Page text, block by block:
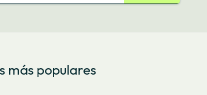
más populares